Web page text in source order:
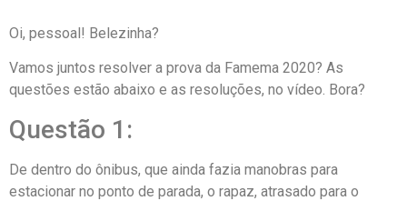
Oi, pessoal! Belezinha?
Vamos juntos resolver a prova da Famema 2020? As
questões estão abaixo e as resoluções, no vídeo. Bora?
Questão 1:
De dentro do ônibus, que ainda fazia manobras para
estacionar no ponto de parada, o rapaz, atrasado para o